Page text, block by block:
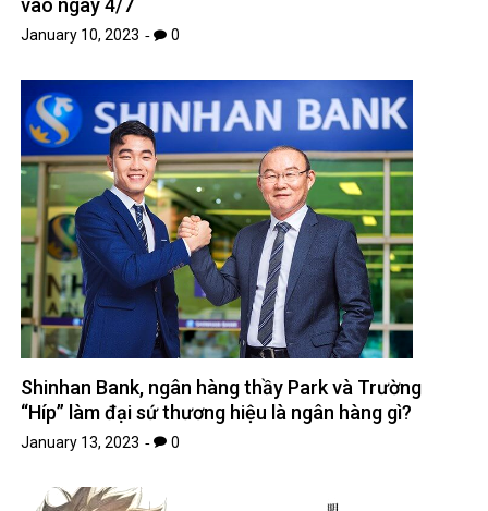
vào ngày 4/7
January 10, 2023 0
Shinhan Bank, ngân hàng thầy Park và Trường
“Híp” làm đại sứ thương hiệu là ngân hàng gì?
January 13, 2023 0